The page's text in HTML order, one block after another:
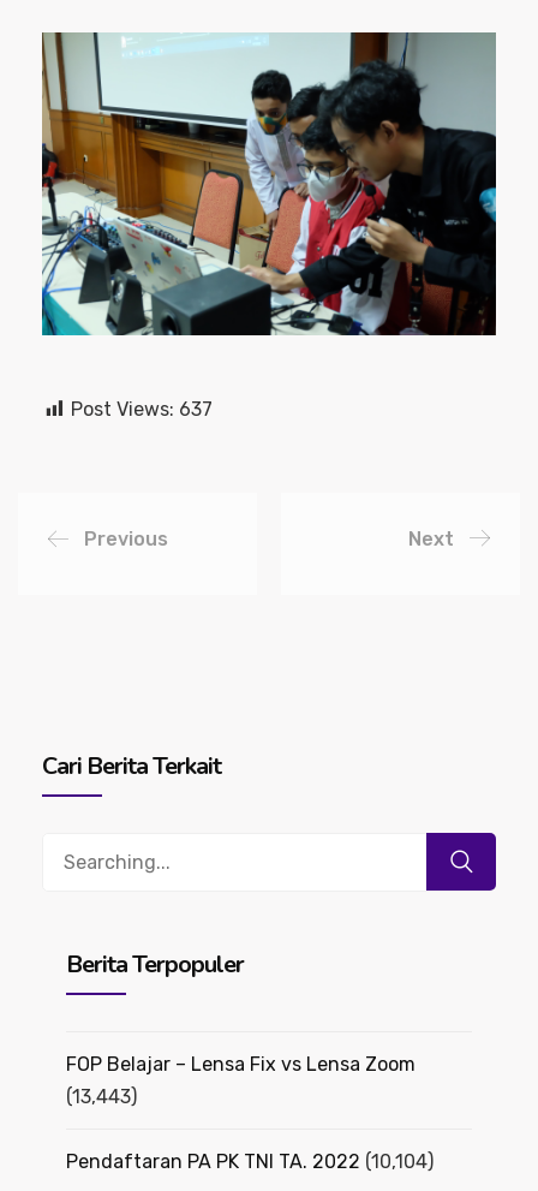
Post Views: 637
Previous Next
Cari Berita Terkait
Berita Terpopuler
FOP Belajar – Lensa Fix vs Lensa Zoom
(13,443)
Pendaftaran PA PK TNI TA. 2022 (10,104)